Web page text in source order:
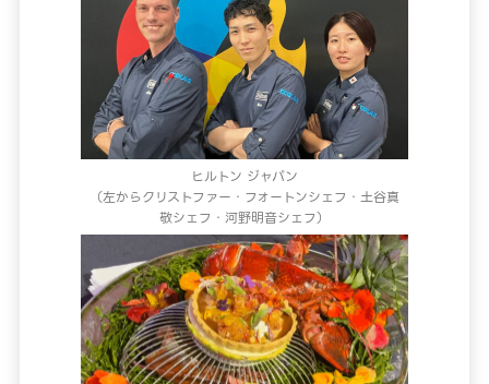
ヒルトン ジャパン
（左からクリストファー・フォートンシェフ・土谷真
敬シェフ・河野明音シェフ）